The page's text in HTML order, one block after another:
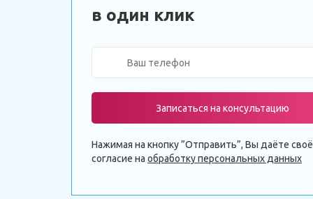
в один клик
Записаться на консультацию
Нажимая на кнопку ”Отправить”, Вы даёте своё
согласие на обработку персональных данных